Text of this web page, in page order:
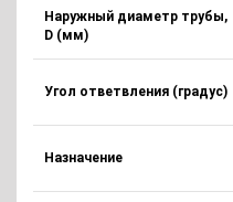
Наружный диаметр трубы,
D (мм)
Угол ответвления (градус)
Назначение